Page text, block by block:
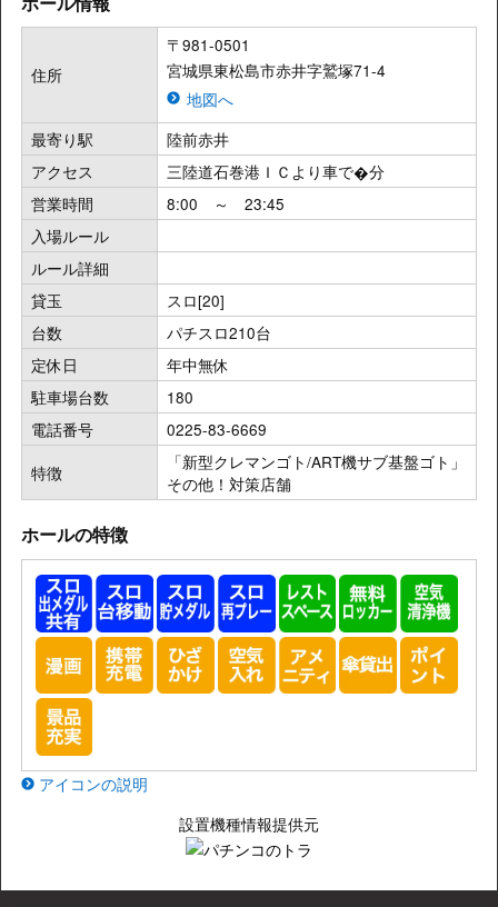
住所
〒981-0501
宮城県東松島市赤井字鷲塚71-4
地図へ
最寄り駅
陸前赤井
アクセス
三陸道石巻港ＩＣより車で�分
営業時間
8:00 ～ 23:45
入場ルール
ルール詳細
貸玉
スロ[20]
台数
パチスロ210台
定休日
年中無休
駐車場台数
180
電話番号
0225-83-6669
特徴
「新型クレマンゴト/ART機サブ基盤ゴト」
その他！対策店舗
ホールの特徴
アイコンの説明
設置機種情報提供元